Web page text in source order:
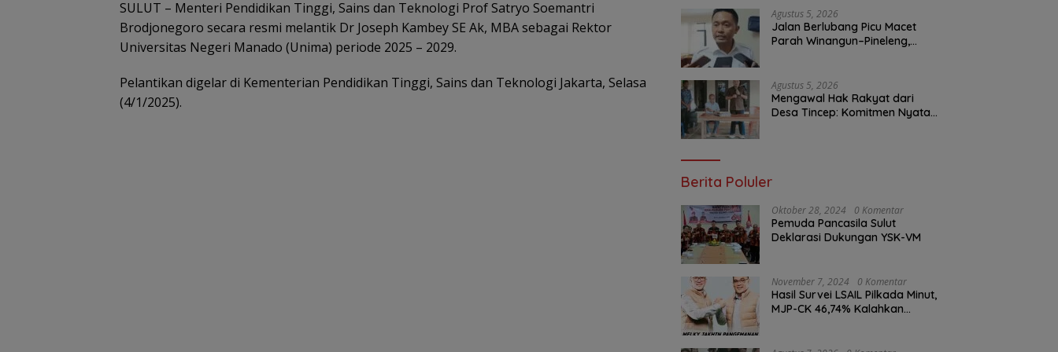
SULUT – Menteri Pendidikan Tinggi, Sains dan Teknologi Prof Satryo Soemantri
Brodjonegoro secara resmi melantik Dr Joseph Kambey SE Ak, MBA sebagai Rektor
Universitas Negeri Manado (Unima) periode 2025 – 2029.
Pelantikan digelar di Kementerian Pendidikan Tinggi, Sains dan Teknologi Jakarta, Selasa
(4/1/2025).
Layanan Publik
Agustus 5, 2026
Jalan Berlubang Picu Macet
Parah Winangun–Pineleng,
Malam Ini
Agustus 5, 2026
Mengawal Hak Rakyat dari
Desa Tincep: Komitmen Nyata
Berita Poluler
Oktober 28, 2024 0 Komentar
Pemuda Pancasila Sulut
Deklarasi Dukungan YSK-VM
November 7, 2024 0 Komentar
Hasil Survei LSAIL Pilkada Minut,
MJP-CK 46,74% Kalahkan